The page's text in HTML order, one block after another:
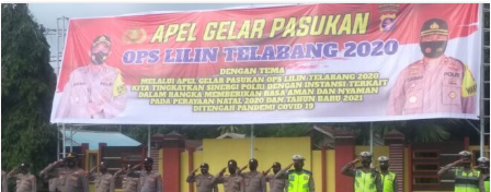
Viral! Selama Dua Bulan Lebih Siltap Serta Tunjangan Pemdes dan BPD di